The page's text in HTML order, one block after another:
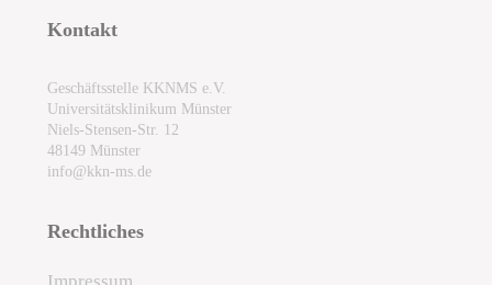
Kontakt
Geschäftsstelle KKNMS e.V.
Universitätsklinikum Münster
Niels-Stensen-Str. 12
48149 Münster
info@kkn-ms.de
Rechtliches